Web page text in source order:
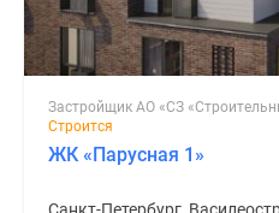
Застройщик АО «СЗ
Строится
ЖК «Парусная 1»